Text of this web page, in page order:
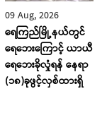
09 Aug, 2026
ရေကြည်မြို့နယ်တွင်
ရေဘေးကြောင့် ယာယီ
ရေဘေးခိုလှုံရန် နေရာ
(၁၈)ခုဖွင့်လှစ်ထားရှိ